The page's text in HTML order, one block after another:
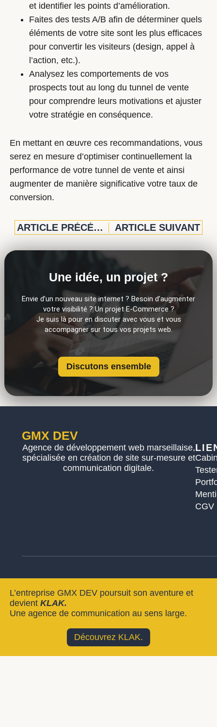
et identifier les points d’amélioration.
Faites des tests A/B afin de déterminer quels
éléments de votre site sont les plus efficaces
pour convertir les visiteurs (design, appel à
l’action, etc.).
Analysez les comportements de vos
prospects tout au long du tunnel de vente
pour comprendre leurs motivations et ajuster
votre stratégie en conséquence.
En mettant en œuvre ces recommandations, vous
serez en mesure d’optimiser continuellement la
performance de votre tunnel de vente et ainsi
augmenter de manière significative votre taux de
conversion.
ARTICLE PRÉCÉDENT ARTICLE SUIVANT
Une idée, un projet ?
Envie d’un nouveau site internet ? Besoin d’augmenter
votre visibilité ? Un projet E-Commerce ?
Je suis là pour en discuter avec vous et vous
accompagner sur tous vos projets web.
Discutons ensemble
GMX DEV
Agence de développement web marseillaise,
spécialisée en création de site sur-mesure et
communication digitale.
CGV
L’entreprise GMX DEV poursuit son aventure et
devient KLAK.
Une agence de communication au sens large.
Découvrez KLAK.